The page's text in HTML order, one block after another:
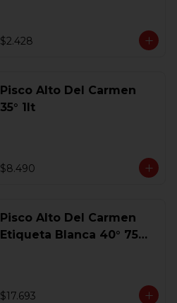
$2.428
Pisco Alto Del Carmen
35° 1lt
$8.490
Pisco Alto Del Carmen
Etiqueta Blanca 40° 750
$17.693